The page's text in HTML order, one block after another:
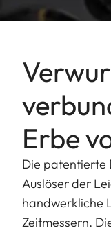
Erbe
Die patentierte
Auslöser der
handwerkliche
Zeitmessern.